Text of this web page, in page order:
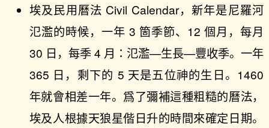
埃及民用曆法 Civil Calendar，新年是尼羅河
氾濫的時候，一年 3 箇季節、12 個月，每月
30 日，每季 4 月：氾濫—生長—豐收季。一年
365 日，剩下的 5 天是五位神的生日。1460
年就會相差一年。爲了彌補這種粗糙的曆法，
埃及人根據天狼星偕日升的時間來確定日期。